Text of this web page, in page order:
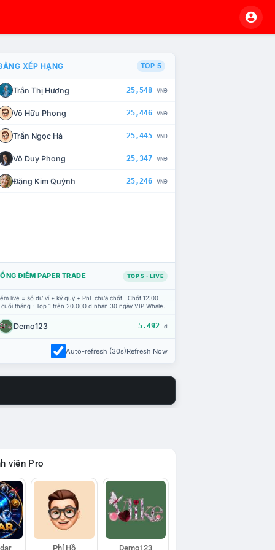
CHẾ TÀI XỬ LÝ VI PHẠM
XẾP HẠNG TOP 5
Trần Thị Hương 25,548 VNĐ
Võ Hữu Phong 25,446 VNĐ
Trần Ngọc Hà 25,445 VNĐ
Võ Duy Phong 25,347 VNĐ
Đặng Kim Quỳnh 25,246 VNĐ
ĐIỂM PAPER TRADE TOP 5 · LIVE
live = số dư ví + ký quỹ + PnL chưa chốt · Chốt 12:00
tháng · Top 1 trên 20.000 đ nhận 30 ngày VIP Whale.
Demo123 5.492 đ
Auto-refresh (30s)Refresh Now
viên Pro
Phí Hồ Demo123